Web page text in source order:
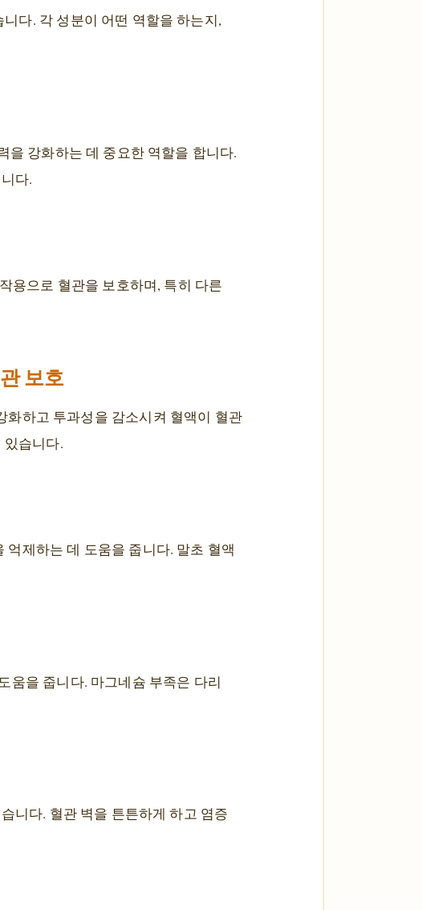
다. 각 성분이 어떤 역할을 하는지,
을 강화하는 데 중요한 역할을 합니다.
다.
용으로 혈관을 보호하며, 특히 다른
보호
화하고 투과성을 감소시켜 혈액이 혈관
있습니다.
제하는 데 도움을 줍니다. 말초 혈액
움을 줍니다. 마그네슘 부족은 다리
니다. 혈관 벽을 튼튼하게 하고 염증